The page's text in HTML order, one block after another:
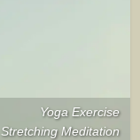
Yoga Exercise
Stretching Meditation